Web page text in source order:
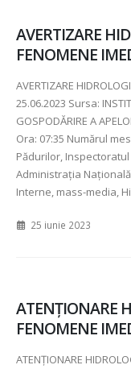
AVERTIZARE
FENOMENE
AVERTIZARE
25.06.2023 Sursa:
GOSPODĂRIRE A
Ora: 07:35 Numărul
Pădurilor,
Administraţia
Interne, mass-media,
25 iunie 2023
ATENŢIONARE
FENOMENE
ATENŢIONARE